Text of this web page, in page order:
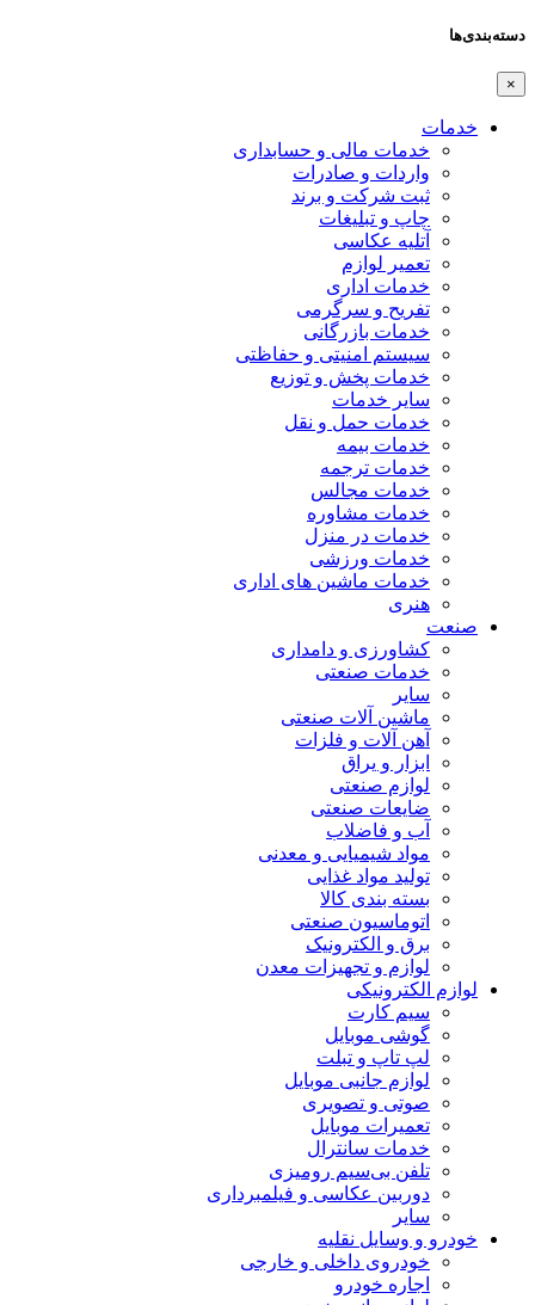
دسته‌بندی‌ها
×
خدمات
خدمات مالی و حسابداری
واردات و صادرات
ثبت شرکت و برند
چاپ و تبلیغات
آتلیه عکاسی
تعمیر لوازم
خدمات اداری
تفریح و سرگرمی
خدمات بازرگانی
سیستم امنیتی و حفاظتی
خدمات پخش و توزیع
سایر خدمات
خدمات حمل و نقل
خدمات بیمه
خدمات ترجمه
خدمات مجالس
خدمات مشاوره
خدمات در منزل
خدمات ورزشی
خدمات ماشین های اداری
هنری
صنعت
کشاورزی و دامداری
خدمات صنعتی
سایر
ماشین آلات صنعتی
آهن آلات و فلزات
ابزار و یراق
لوازم صنعتی
ضایعات صنعتی
آب و فاضلاب
مواد شیمیایی و معدنی
تولید مواد غذایی
بسته بندی کالا
اتوماسیون صنعتی
برق و الکترونیک
لوازم و تجهیزات معدن
لوازم الکترونیکی
سیم کارت
گوشی موبایل
لپ تاپ و تبلت
لوازم جانبی موبایل
صوتی و تصویری
تعمیرات موبایل
خدمات سانترال
تلفن بی‌سیم رومیزی
دوربین عکاسی و فیلمبرداری
سایر
خودرو و وسایل نقلیه
خودروی داخلی و خارجی
اجاره خودرو